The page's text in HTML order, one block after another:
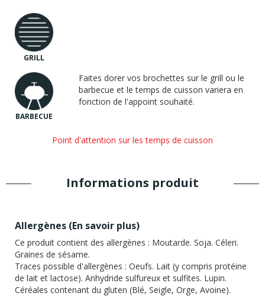
GRILL
BARBECUE
Faites dorer vos brochettes sur le grill ou le
barbecue et le temps de cuisson variera en
fonction de l'appoint souhaité.
Point d'attention sur les temps de cuisson
Informations produit
Allergènes (En savoir plus)
Ce produit contient des allergènes : Moutarde. Soja. Céleri.
Graines de sésame.
Traces possible d'allergènes : Oeufs. Lait (y compris protéine
de lait et lactose). Anhydride sulfureux et sulfites. Lupin.
Céréales contenant du gluten (Blé, Seigle, Orge, Avoine).